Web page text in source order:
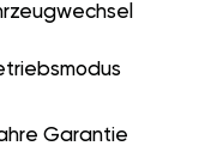
Garantie